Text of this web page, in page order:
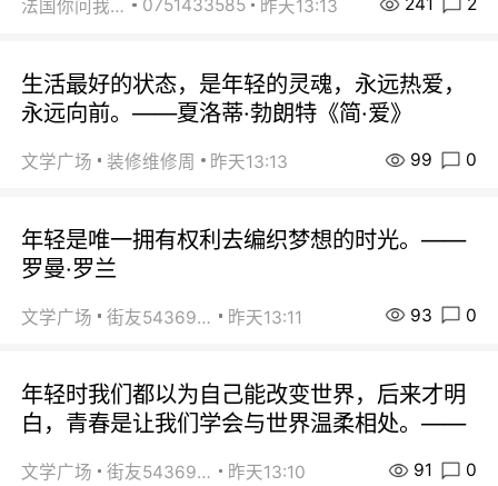
法国你问我答 0751433585 昨天13:13 241 2
生活最好的状态，是年轻的灵魂，永远热爱，
永远向前。——夏洛蒂·勃朗特《简·爱》
文学广场 装修维修周 昨天13:13 99 0
年轻是唯一拥有权利去编织梦想的时光。——
罗曼·罗兰
文学广场 街友54369822 昨天13:11 93 0
年轻时我们都以为自己能改变世界，后来才明
白，青春是让我们学会与世界温柔相处。——
文学广场 街友54369822 昨天13:10 91 0